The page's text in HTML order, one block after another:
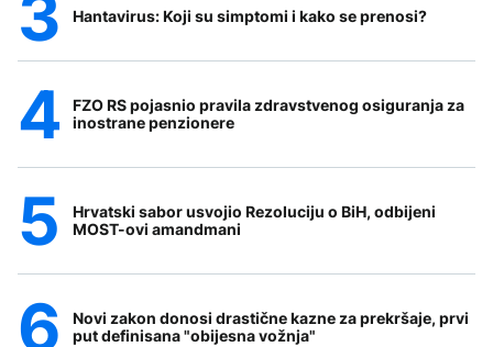
Hantavirus: Koji su simptomi i kako se prenosi?
FZO RS pojasnio pravila zdravstvenog osiguranja za
inostrane penzionere
Hrvatski sabor usvojio Rezoluciju o BiH, odbijeni
MOST-ovi amandmani
Novi zakon donosi drastične kazne za prekršaje, prvi
put definisana "obijesna vožnja"